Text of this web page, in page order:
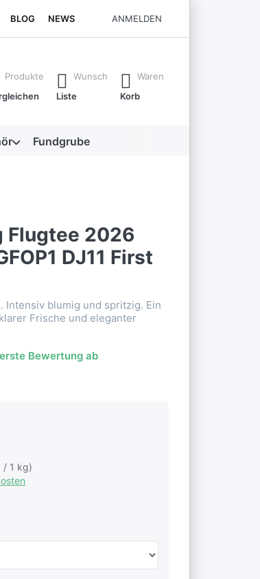
BLOG NEWS ANMELDEN
Drücken Sie die Eingabetaste, um alle
Produkte
Wunsch
Liste
Waren
Korb
Fundgrube
Flugtee 2026
DJ11 First
Intensiv blumig und spritzig. Ein
Frische und eleganter
Bewertung ab
/ 1 kg)